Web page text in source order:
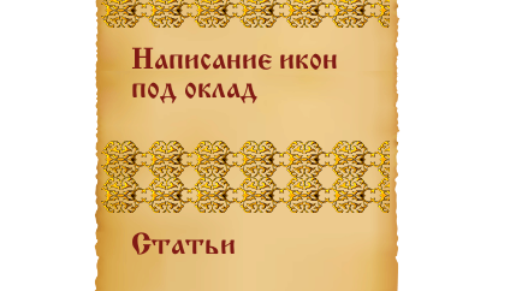
Написание икон
под оклад
Статьи